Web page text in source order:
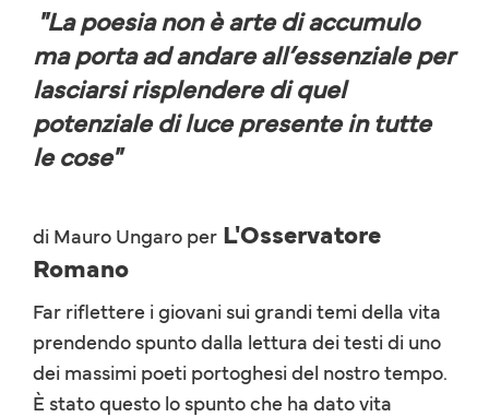
"La poesia non è arte di accumulo
ma porta ad andare all’essenziale per
lasciarsi risplendere di quel
potenziale di luce presente in tutte
le cose"
di Mauro Ungaro per L'Osservatore
Romano
Far riflettere i giovani sui grandi temi della vita
prendendo spunto dalla lettura dei testi di uno
dei massimi poeti portoghesi del nostro tempo.
È stato questo lo spunto che ha dato vita